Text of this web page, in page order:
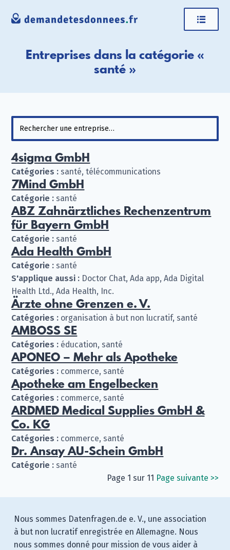
Entreprises dans la catégorie «
santé »
4sigma GmbH
Catégories : santé, télécommunications
7Mind GmbH
Catégorie : santé
ABZ Zahnärztliches Rechenzentrum
für Bayern GmbH
Catégorie : santé
Ada Health GmbH
Catégorie : santé
S'applique aussi : Doctor Chat, Ada app, Ada Digital
Health Ltd., Ada Health, Inc.
Ärzte ohne Grenzen e. V.
Catégories : organisation à but non lucratif, santé
AMBOSS SE
Catégories : éducation, santé
APONEO – Mehr als Apotheke
Catégories : commerce, santé
Apotheke am Engelbecken
Catégories : commerce, santé
ARDMED Medical Supplies GmbH &
Co. KG
Catégories : commerce, santé
Dr. Ansay AU-Schein GmbH
Catégorie : santé
Page 1 sur 11 Page suivante >>
Nous sommes Datenfragen.de e. V., une association
à but non lucratif enregistrée en Allemagne. Nous
nous sommes donné pour mission de vous aider à